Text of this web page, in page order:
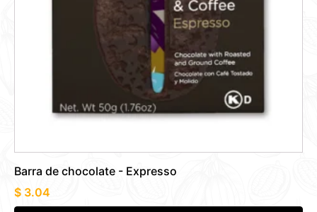
Barra de chocolate - Expresso
$ 3.04